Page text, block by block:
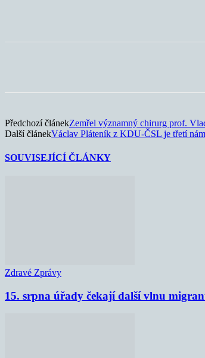
Předchozí článekZemřel významný chirurg prof.
Další článekVáclav Pláteník z KDU-ČSL je třetí
SOUVISEJÍCÍ ČLÁNKY
Zdravé Zprávy
15. srpna úřady čekají další vlnu